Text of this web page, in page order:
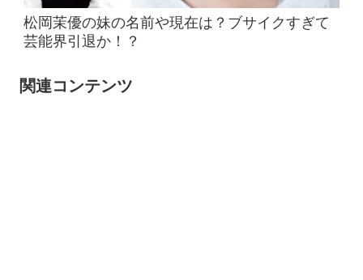
松岡茉優の妹の名前や現在は？ブサイクすぎて
芸能界引退か！？
関連コンテンツ